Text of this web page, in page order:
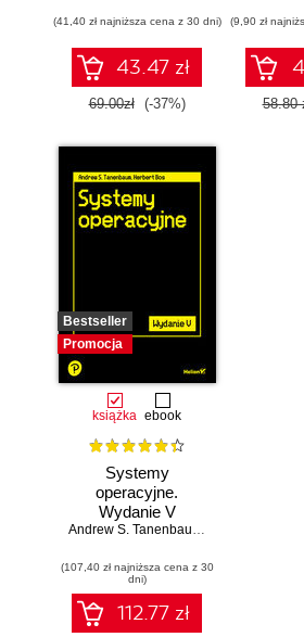
oprogramowania
(41,40 zł najniższa cena z 30 dni)
43.47 zł
69.00zł (-37%)
(9,90 zł
58.80
Bestseller
Promocja
książka ebook
Systemy
operacyjne.
Wydanie V
Andrew S. Tanenbaum,
(107,40 zł najniższa cena z 30
dni)
112.77 zł